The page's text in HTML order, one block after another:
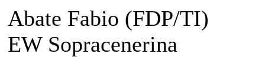
Abate Fabio (FDP/TI)
EW Sopracenerina